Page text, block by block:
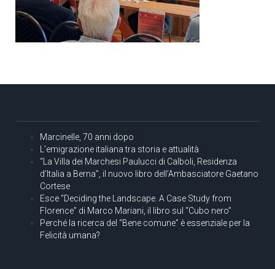
Marcinelle, 70 anni dopo
L’emigrazione italiana tra storia e attualità
“La Villa dei Marchesi Paulucci di Calboli, Residenza
d’Italia a Berna”, il nuovo libro dell’Ambasciatore Gaetano
Cortese
Esce “Deciding the Landscape. A Case Study from
Florence” di Marco Mariani, il libro sul “Cubo nero”
Perché la ricerca del “Bene comune” è essenziale per la
Felicità umana?